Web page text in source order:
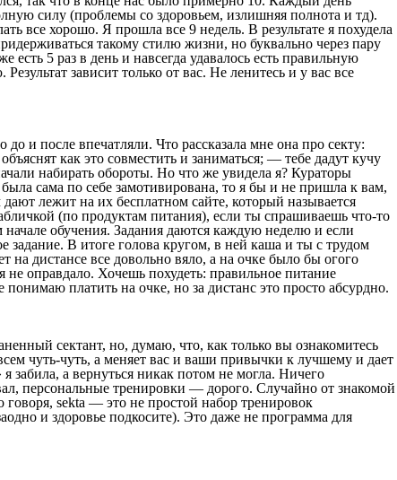
силу (проблемы со здоровьем, излишняя полнота и тд).
все хорошо. Я прошла все 9 недель. В результате я похудела
такому стилю жизни, но буквально через пару
5 раз в день и навсегда удавалось есть правильную
зависит только от вас. Не ленитесь и у вас все
и после впечатляли. Что рассказала мне она про секту:
как это совместить и заниматься; — тебе дадут кучу
набирать обороты. Но что же увидела я? Кураторы
сама по себе замотивирована, то я бы и не пришла к вам,
лежит на их бесплатном сайте, который называется
(по продуктам питания), если ты спрашиваешь что-то
обучения. Задания даются каждую неделю и если
задание. В итоге голова кругом, в ней каша и ты с трудом
на дистансе все довольно вяло, а на очке было бы огого
не оправдало. Хочешь похудеть: правильное питание
платить на очке, но за дистанс это просто абсурдно.
сектант, но, думаю, что, как только вы ознакомитесь
чуть-чуть, а меняет вас и ваши привычки к лучшему и дает
забила, а вернуться никак потом не могла. Ничего
персональные тренировки — дорого. Случайно от знакомой
sekta — это не простой набор тренировок
и здоровье подкосите). Это даже не программа для